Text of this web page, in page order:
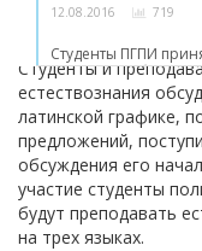
11.10.2017
Студенты и
естествознания
латинской графике,
предложений,
обсуждения его
участие студенты
будут преподавать
на трех языках.
12.08.2016 719
Студенты ПГПИ
участие в работе
молодёжной
археологической
03.08.2016